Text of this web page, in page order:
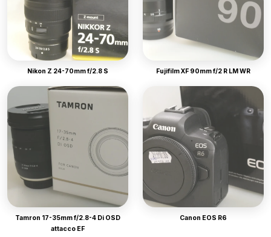
Nikon Z 24-70mm f/2.8 S Fujifilm XF 90mm f/2 R LM WR
Tamron 17-35mm f/2.8-4 Di OSD
attacco EF
Canon EOS R6